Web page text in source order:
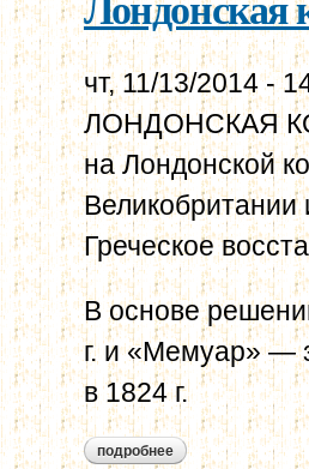
чт, 11/13/2014 -
ЛОНДОНСКАЯ
на Лондонской
Греческое
В основе
г. и «Мемуар» —
в 1824 г.
подробнее о лондонская